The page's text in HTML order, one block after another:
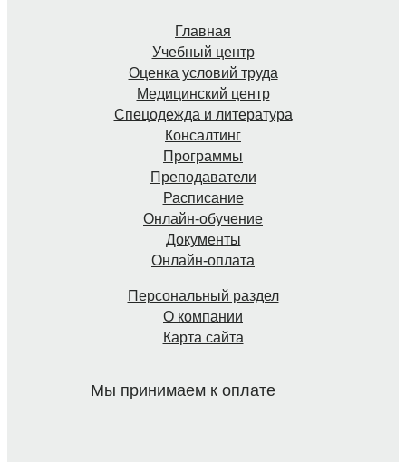
Главная
Учебный центр
Оценка условий труда
Медицинский центр
Спецодежда и литература
Консалтинг
Программы
Преподаватели
Расписание
Онлайн-обучение
Документы
Онлайн-оплата
Персональный раздел
О компании
Карта сайта
Мы принимаем к оплате